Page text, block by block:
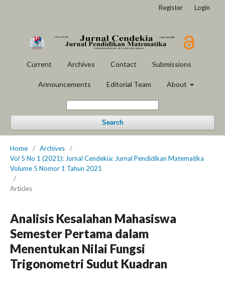
Current Archives Contact Submissions
Announcements Editorial Team About
Search
Register Login
Home / Archives
/
Vol 5 No 1 (2021): Jurnal Cendekia: Jurnal Pendidikan Matematika
Volume 5 Nomor 1 Tahun 2021
/
Articles
Analisis Kesalahan Mahasiswa
Semester Pertama dalam
Menentukan Nilai Fungsi
Trigonometri Sudut Kuadran